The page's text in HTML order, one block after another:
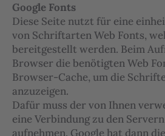
Google Fonts
Diese Seite nutzt für eine
von Schriftarten Web Fonts,
bereitgestellt werden. Beim
Browser die benötigten Web
Browser-Cache, um die
anzuzeigen.
Dafür muss der von Ihnen
eine Verbindung zu den
aufnehmen. Google hat dann